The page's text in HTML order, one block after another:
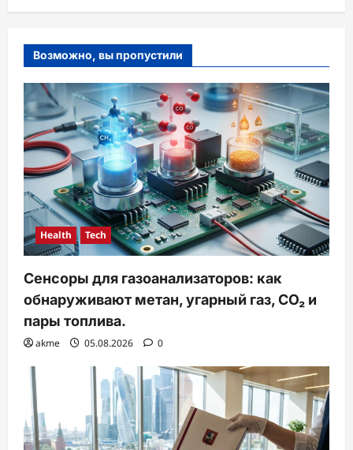
Возможно, вы пропустили
Health Tech
Сенсоры для газоанализаторов: как
обнаруживают метан, угарный газ, CO₂ и
пары топлива.
akme 05.08.2026 0